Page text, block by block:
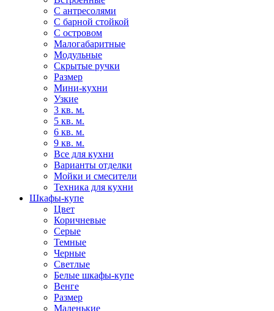
С антресолями
С барной стойкой
С островом
Малогабаритные
Модульные
Скрытые ручки
Размер
Мини-кухни
Узкие
3 кв. м.
5 кв. м.
6 кв. м.
9 кв. м.
Все для кухни
Варианты отделки
Мойки и смесители
Техника для кухни
Шкафы-купе
Цвет
Коричневые
Серые
Темные
Черные
Светлые
Белые шкафы-купе
Венге
Размер
Маленькие